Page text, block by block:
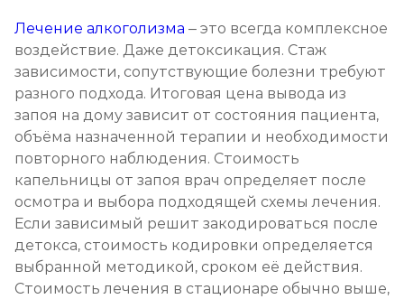
Лечение алкоголизма – это всегда комплексное
воздействие. Даже детоксикация. Стаж
зависимости, сопутствующие болезни требуют
разного подхода. Итоговая цена вывода из
запоя на дому зависит от состояния пациента,
объёма назначенной терапии и необходимости
повторного наблюдения. Стоимость
капельницы от запоя врач определяет после
осмотра и выбора подходящей схемы лечения.
Если зависимый решит закодироваться после
детокса, стоимость кодировки определяется
выбранной методикой, сроком её действия.
Стоимость лечения в стационаре обычно выше,